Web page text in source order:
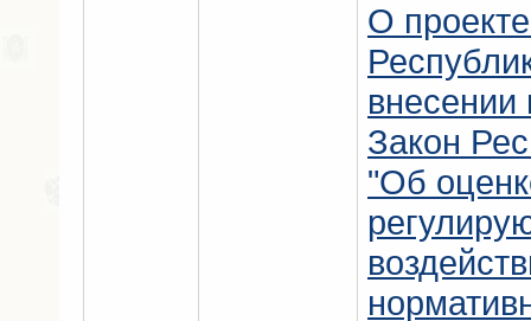
О
внесении
Закон
"Об